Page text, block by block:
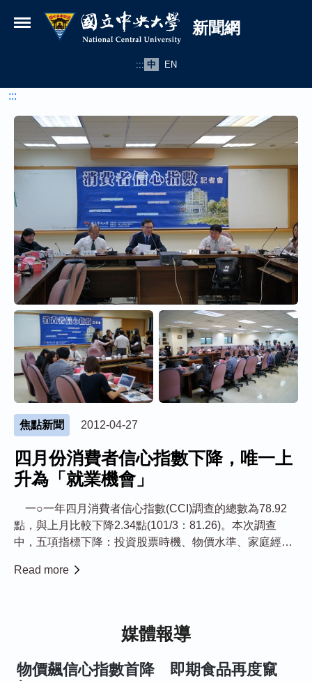
國立中央大學新聞網
新聞網
::: 中 EN
:::
焦點新聞 2012-04-27
四月份消費者信心指數下降，唯一上
升為「就業機會」
一○一年四月消費者信心指數(CCI)調查的總數為78.92
點，與上月比較下降2.34點(101/3：81.26)。本次調查
中，五項指標下降：投資股票時機、物價水準、家庭經濟
就業機會。 唯一上升的指標是「未來半年國內就業機
Read more
媒體報導
物價飆信心指數首降 即期食品再度竄